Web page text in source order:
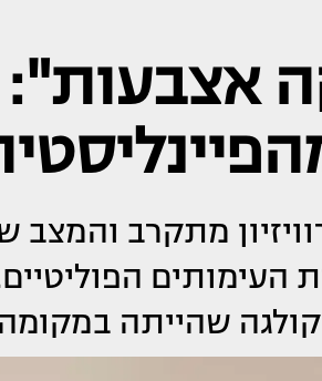
אצבעות":
מתקרב והמצב
העימותים
שהייתה